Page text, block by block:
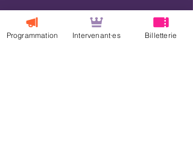
Programmation Intervenant·es Billetterie